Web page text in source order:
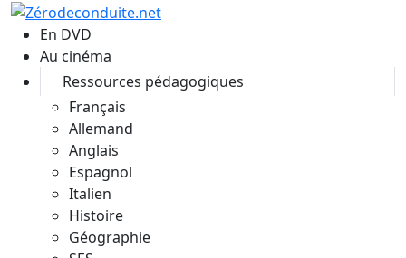
Aller au contenu principal
En DVD
Au cinéma
Ressources pédagogiques
Français
Allemand
Anglais
Espagnol
Italien
Histoire
Géographie